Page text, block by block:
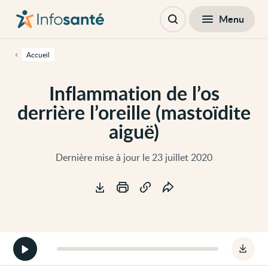
contenu
cette
principale
Passer
Inflammation de l’os
derrière l’oreille (mastoïdite
aiguë)
Dernière mise à jour le 23 juillet 2020
Accueil
principale
Ouvrir Menu
le
Démarrer
la
version
Table des matières Fermer